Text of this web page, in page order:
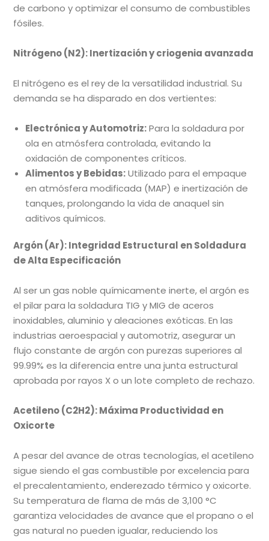
de carbono y optimizar el consumo de combustibles
fósiles.
Nitrógeno (N2): Inertización y criogenia avanzada
El nitrógeno es el rey de la versatilidad industrial. Su
demanda se ha disparado en dos vertientes:
Electrónica y Automotriz:Para la soldadura por
ola en atmósfera controlada, evitando la
oxidación de componentes críticos.
Alimentos y Bebidas:Utilizado para el empaque
en atmósfera modificada (MAP) e inertización de
tanques, prolongando la vida de anaquel sin
aditivos químicos.
Argón (Ar): Integridad Estructural en Soldadura
de Alta Especificación
Al ser un gas noble químicamente inerte, el argón es
el pilar para la soldadura TIG y MIG de aceros
inoxidables, aluminio y aleaciones exóticas. En las
industrias aeroespacial y automotriz, asegurar un
flujo constante de argón con purezas superiores al
99.99% es la diferencia entre una junta estructural
aprobada por rayos X o un lote completo de rechazo.
Acetileno (C2H2): Máxima Productividad en
Oxicorte
A pesar del avance de otras tecnologías, el acetileno
sigue siendo el gas combustible por excelencia para
el precalentamiento, enderezado térmico y oxicorte.
Su temperatura de flama de más de 3,100 °C
garantiza velocidades de avance que el propano o el
gas natural no pueden igualar, reduciendo los